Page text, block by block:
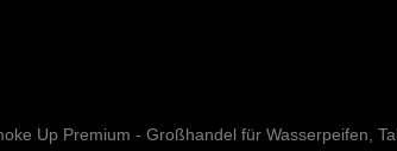
Up Premium - Großhandel für Wasserpeifen,